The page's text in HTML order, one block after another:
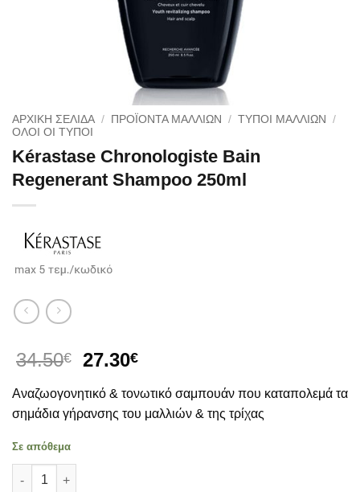
ΑΡΧΙΚΉ ΣΕΛΊΔΑ / ΠΡΟΪΟΝΤΑ ΜΑΛΛΙΩΝ / ΤΥΠΟΙ ΜΑΛΛΙΩΝ
/
ΌΛΟΙ ΟΙ ΤΎΠΟΙ
Kérastase Chronologiste Bain
Regenerant Shampoo 250ml
34.50€
Original
was:
34.50€.
27.30€Η
τιμή
είναι:
Αναζωογονητικό & τονωτικό σαμπουάν που καταπολεμά τα
σημάδια γήρανσης του μαλλιών & της τρίχας
Σε απόθεμα
Kérastase Chronologiste Bain Regenerant Shampoo 250ml